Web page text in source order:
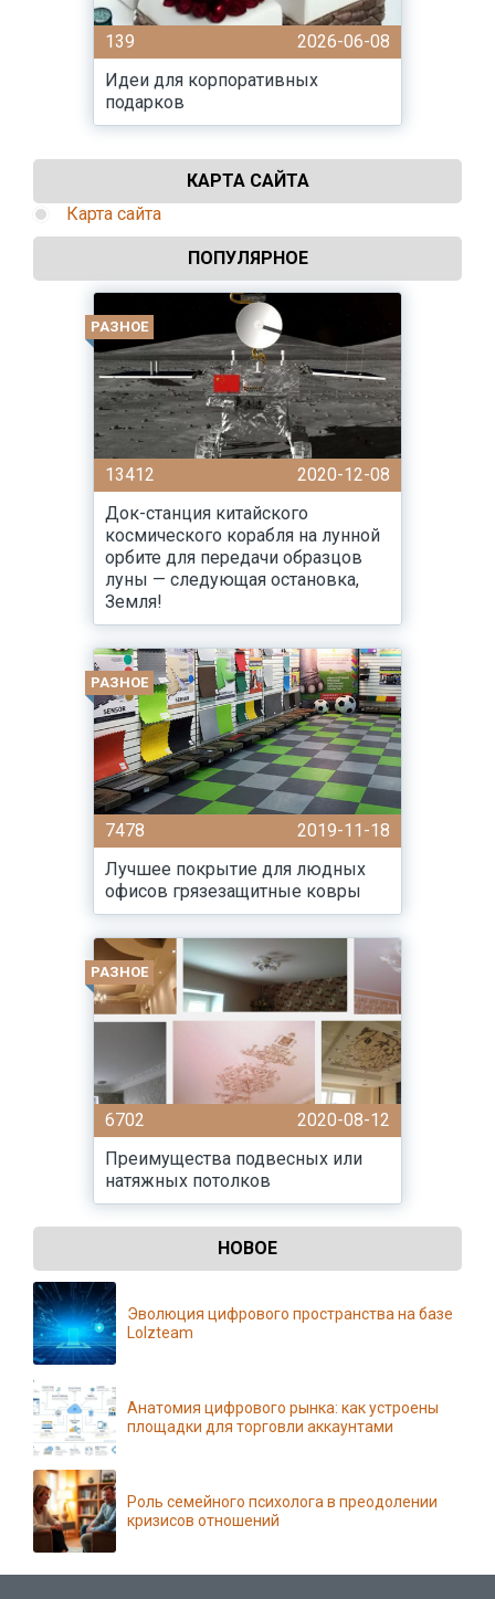
139
2026-06-08
Идеи для корпоративных
подарков
КАРТА САЙТА
Карта сайта
ПОПУЛЯРНОЕ
РАЗНОЕ
13412
2020-12-08
Док-станция китайского
космического корабля на лунной
орбите для передачи образцов
луны — следующая остановка,
Земля!
РАЗНОЕ
7478
2019-11-18
Лучшее покрытие для людных
офисов грязезащитные ковры
РАЗНОЕ
6702
2020-08-12
Преимущества подвесных или
натяжных потолков
НОВОЕ
Эволюция цифрового пространства на базе
Lolzteam
Анатомия цифрового рынка: как устроены
площадки для торговли аккаунтами
Роль семейного психолога в преодолении
кризисов отношений